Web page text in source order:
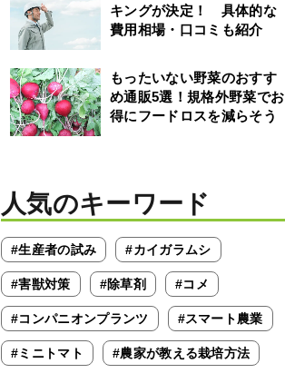
キングが決定！ 具体的な
費用相場・口コミも紹介
もったいない野菜のおすす
め通販5選！規格外野菜でお
得にフードロスを減らそう
人気のキーワード
#生産者の試み #カイガラムシ
#害獣対策 #除草剤 #コメ
#コンパニオンプランツ #スマート農業
#ミニトマト #農家が教える栽培方法